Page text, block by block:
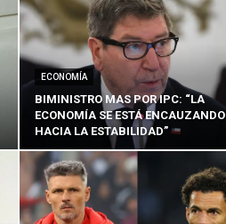
ECONOMÍA
BIMINISTRO MAS POR IPC: “LA
ECONOMÍA SE ESTÁ ENCAUZANDO
HACIA LA ESTABILIDAD”